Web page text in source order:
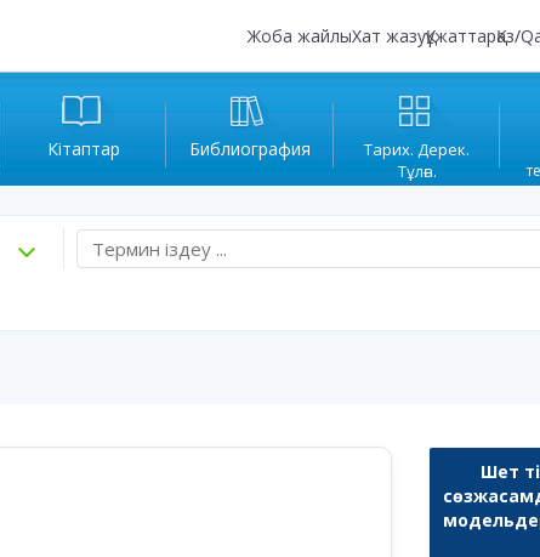
Жоба жайлыХат жазуҚұжаттарҚаз/
Кітаптар Библиография
Тарих. Дерек.
Тұлға.
Шет